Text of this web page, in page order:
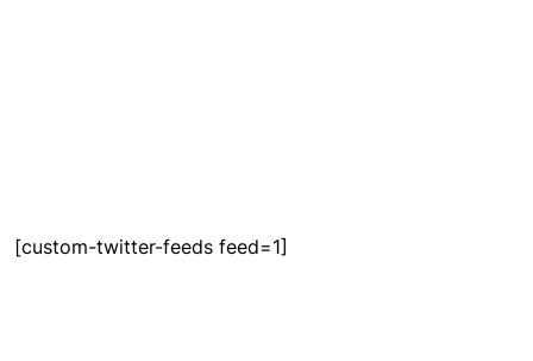
[custom-twitter-feeds feed=1]